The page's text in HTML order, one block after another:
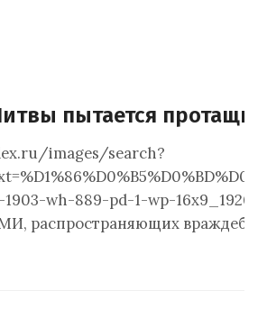
пытается
images/search?
wh-889-pd-1-wp-
распространяющих